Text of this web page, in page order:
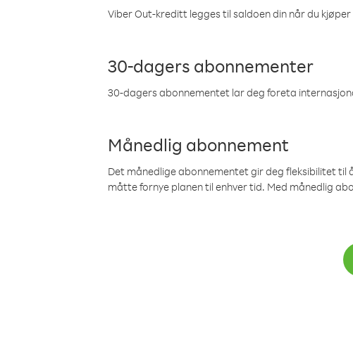
Viber Out-kreditt legges til saldoen din når du
30-dagers abonnementer
30-dagers abonnementet lar deg foreta
Månedlig abonnement
Det månedlige abonnementet gir deg fleksibilitet
måtte fornye planen til enhver tid. Med månedlig